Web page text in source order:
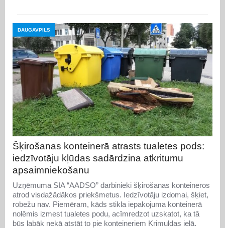
DAUGAVPILS
Šķirošanas konteinerā atrasts tualetes pods:
iedzīvotāju kļūdas sadārdzina atkritumu
apsaimniekošanu
Uzņēmuma SIA “AADSO” darbinieki šķirošanas konteineros
atrod visdažādākos priekšmetus. Iedzīvotāju izdomai, šķiet,
robežu nav. Piemēram, kāds stikla iepakojuma konteinerā
nolēmis izmest tualetes podu, acīmredzot uzskatot, ka tā
būs labāk nekā atstāt to pie konteineriem Krimuldas ielā.